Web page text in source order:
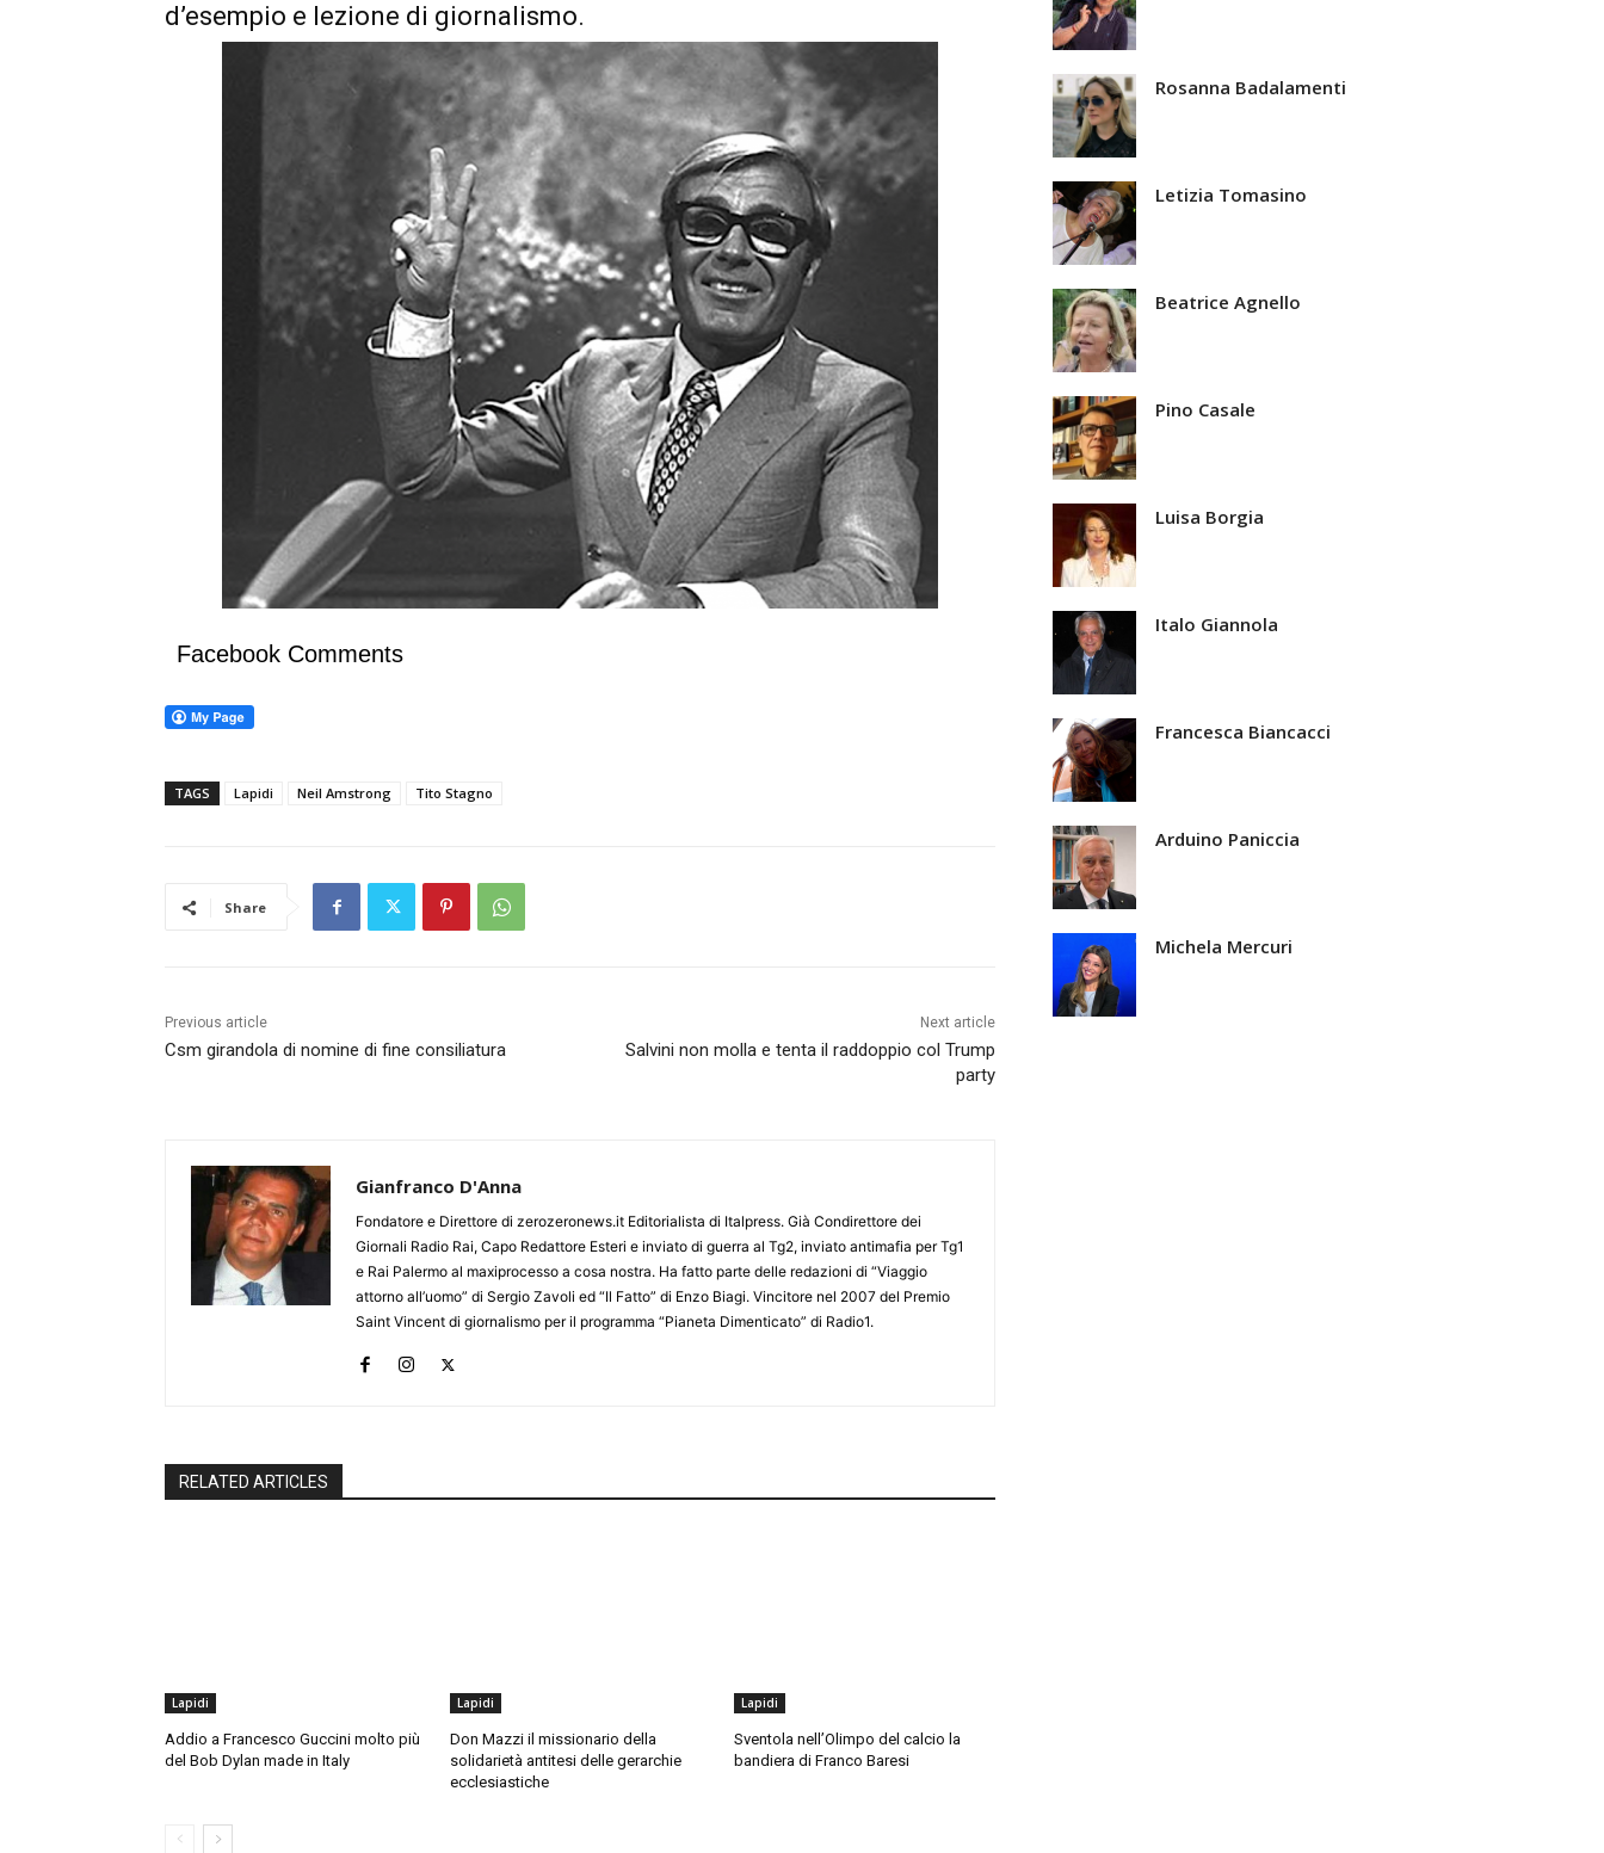
d’esempio e lezione di giornalismo.
Facebook Comments
TAGS Lapidi Neil Amstrong Tito Stagno
Share
Previous article
Csm girandola di nomine di fine consiliatura
Next article
Salvini non molla e tenta il raddoppio col Trump
party
Gianfranco D'Anna
Fondatore e Direttore di zerozeronews.it Editorialista di Italpress. Già Condirettore dei
Giornali Radio Rai, Capo Redattore Esteri e inviato di guerra al Tg2, inviato antimafia per Tg1
e Rai Palermo al maxiprocesso a cosa nostra. Ha fatto parte delle redazioni di “Viaggio
attorno all’uomo” di Sergio Zavoli ed “Il Fatto” di Enzo Biagi. Vincitore nel 2007 del Premio
Saint Vincent di giornalismo per il programma “Pianeta Dimenticato” di Radio1.
RELATED ARTICLES
Lapidi
Addio a Francesco Guccini molto più
del Bob Dylan made in Italy
Lapidi
Don Mazzi il missionario della
solidarietà antitesi delle gerarchie
ecclesiastiche
Lapidi
Sventola nell’Olimpo del calcio la
bandiera di Franco Baresi
Rosanna Badalamenti
Letizia Tomasino
Beatrice Agnello
Pino Casale
Luisa Borgia
Italo Giannola
Francesca Biancacci
Arduino Paniccia
Michela Mercuri